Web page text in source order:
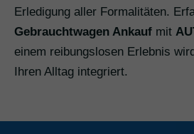
Erledigung aller Formalitäten.
Gebrauchtwagen Ankauf mit
einem reibungslosen Erlebnis
Ihren Alltag integriert.